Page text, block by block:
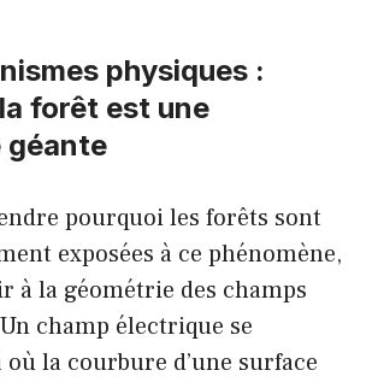
physiques :
forêt est une
géante
pourquoi les forêts sont
exposées à ce phénomène,
à la géométrie des champs
champ électrique se
la courbure d’une surface